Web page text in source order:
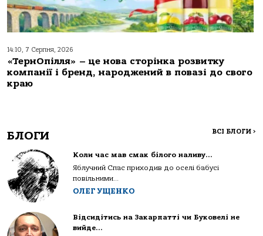
14:10, 7 Серпня, 2026
«ТернОпілля» – це нова сторінка розвитку
компанії і бренд, народжений в повазі до свого
краю
БЛОГИ ВСІ БЛОГИ >
Коли час мав смак білого наливу…
Яблучний Спас приходив до оселі бабусі
повільними...
ОЛЕГ УЩЕНКО
Відсидітись на Закарпатті чи Буковелі не
вийде…